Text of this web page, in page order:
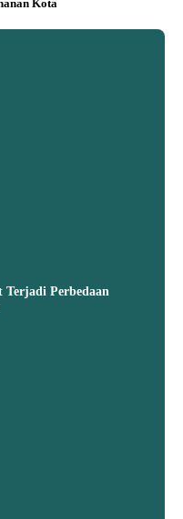
Kota
Terjadi Perbedaan